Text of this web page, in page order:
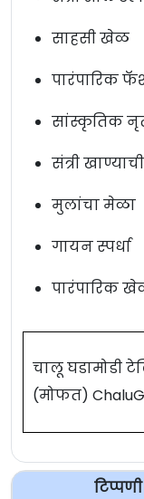
साहसी खेळ
पारंपारिक
सांस्कृतिक
संत्री
मुलांचा मेळा
गायन स्पर्धा
पारंपारिक
चालू घडामोडी
(मोफत)